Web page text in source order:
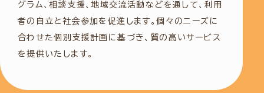
グラム、相談支援、地域交流活動などを通して、利用
者の自立と社会参加を促進します。個々のニーズに
合わせた個別支援計画に基づき、質の高いサービス
を提供いたします。